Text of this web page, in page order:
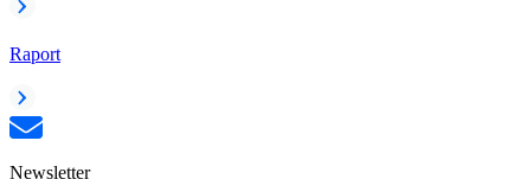
Raport
Newsletter